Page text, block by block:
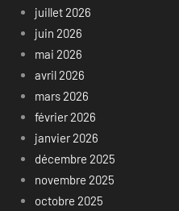
juillet 2026
juin 2026
mai 2026
avril 2026
mars 2026
février 2026
janvier 2026
décembre 2025
novembre 2025
octobre 2025